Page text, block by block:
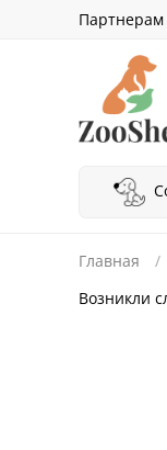
Партнерам
Главная
Возникли